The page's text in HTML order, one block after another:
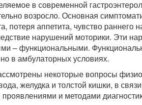
в современной
возросло. Основная
потеря аппетита, чувство
нарушений моторики. Эти
– функциональными.
в амбулаторных условиях.
некоторые вопросы
желудка и толстой кишки, в
проявлениями и методами